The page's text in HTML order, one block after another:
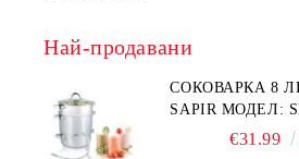
Най-продавани
СОКОВАРКА 8
SAPIR МОДЕЛ:
€31.99